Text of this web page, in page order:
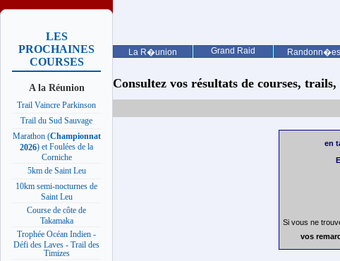
La R�union Grand Raid Randonn�es
LES
PROCHAINES
COURSES
A la Réunion
Trail Vaincre Parkinson
Trail du Sud Sauvage
Marathon (Championnat
2026) et Foulées de la
Corniche
5km de Saint Leu
10km semi-nocturnes de
Saint Leu
Course de côte de
Takamaka
Trophée Océan Indien -
Défi des Laves - Trail des
Timizes
Consultez vos résultats de courses,
en
Si vous ne
vos